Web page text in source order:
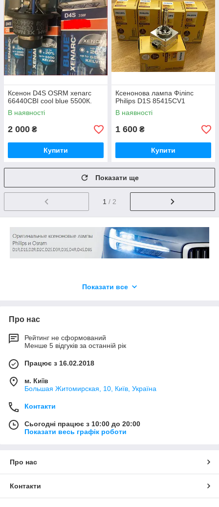
Ксенон D4S OSRM xenarc
66440CBI cool blue 5500К.
В наявності
2 000 ₴
Купити
Ксенонова лампа Філіпс
Philips D1S 85415CV1
В наявності
1 600 ₴
Купити
Показати ще
1 / 2
Показати все
Про нас
Рейтинг не сформований
Менше 5 відгуків за останній рік
Працює з 16.02.2018
м. Київ
Большая Житомирская, 10, Київ, Україна
Контакти
Сьогодні працює з 10:00 до 20:00
Показати весь графік роботи
Про нас
Контакти